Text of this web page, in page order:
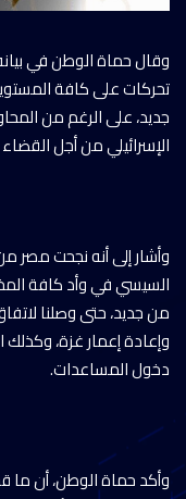
وقال حماة الوطن في
تحركات على كافة
جديد، على الرغم من
الإسرائيلي من أجل
وأشار إلى أنه نجحت مصر
السيسي في وأد كافة
من جديد، حتى وصلنا
وإعادة إعمار غزة،
دخول المساعدات.
وأكد حماة الوطن، أن ما